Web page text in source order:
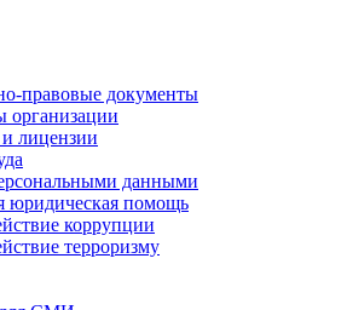
правовые документы
организации
лицензии
данными
юридическая помощь
коррупции
терроризму